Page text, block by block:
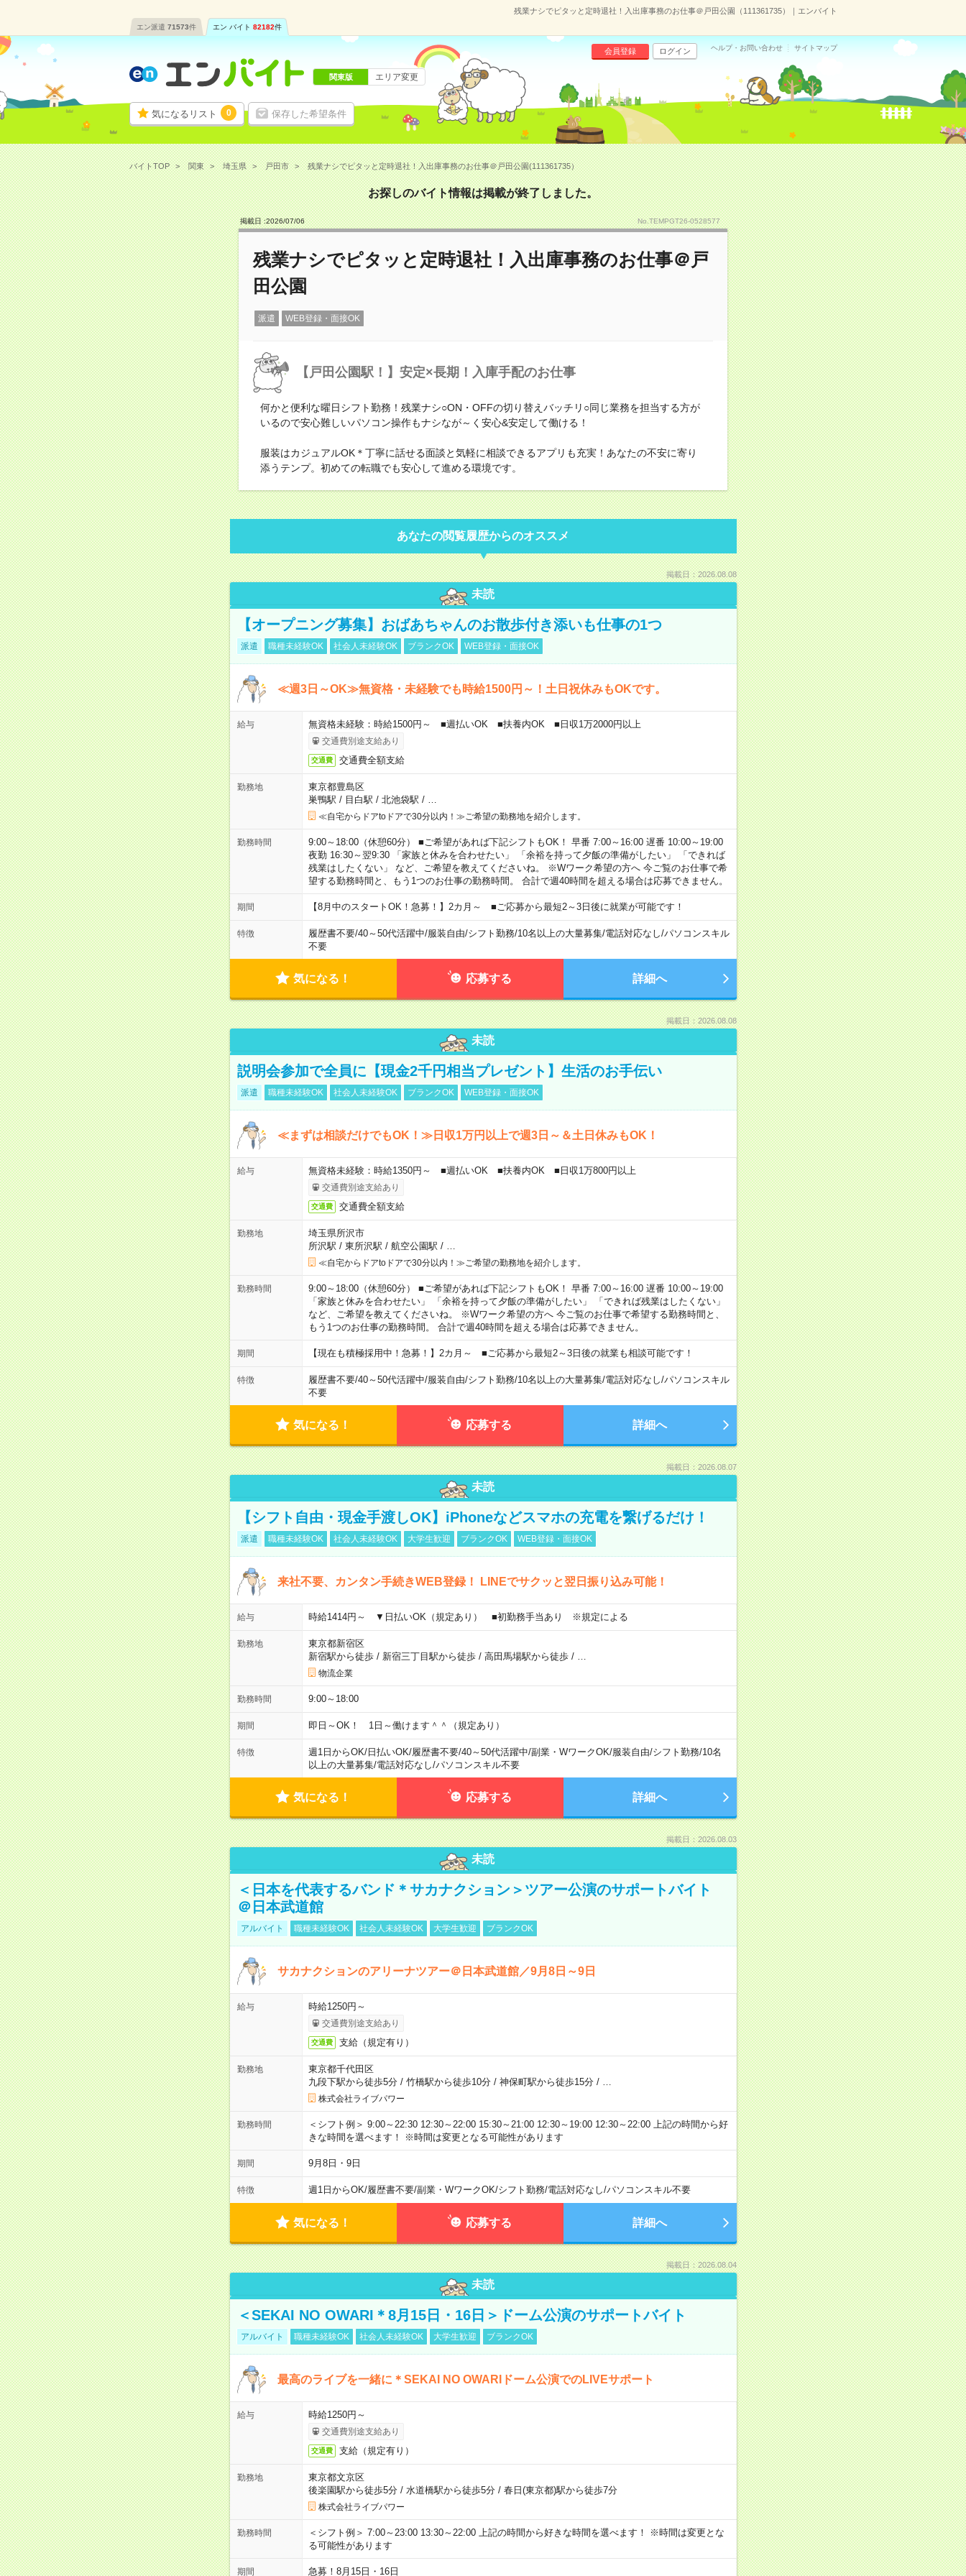
残業ナシでピタッと定時退社！入出庫事務のお仕事＠戸田公園（111361735）｜エンバイト
エン派遣 71573件 エン バイト 82182件
気になるリスト 0 保存した希望条件
会員登録 ログイン ヘルプ・お問い合わせ サイトマップ
関東版 エリア変更
バイトTOP 関東 埼玉県 戸田市 残業ナシでピタッと定時退社！入出庫事務のお仕事＠戸田公園(111361735）
お探しのバイト情報は掲載が終了しました。
掲載日 :2026/07/06 No.TEMPGT26-0528577
残業ナシでピタッと定時退社！入出庫事務のお仕事＠戸
田公園
派遣 WEB登録・面接OK
【戸田公園駅！】安定×長期！入庫手配のお仕事
何かと便利な曜日シフト勤務！残業ナシ○ON・OFFの切り替えバッチリ○同じ業務を担当する方が
いるので安心難しいパソコン操作もナシなが～く安心&安定して働ける！
服装はカジュアルOK＊丁寧に話せる面談と気軽に相談できるアプリも充実！あなたの不安に寄り
添うテンプ。初めての転職でも安心して進める環境です。
あなたの閲覧履歴からのオススメ
掲載日：2026.08.08
未読
【オープニング募集】おばあちゃんのお散歩付き添いも仕事の1つ
派遣 職種未経験OK 社会人未経験OK ブランクOK WEB登録・面接OK
≪週3日～OK≫無資格・未経験でも時給1500円～！土日祝休みもOKです。
給与 無資格未経験：時給1500円～ ■週払いOK ■扶養内OK ■日収1万2000円以上
交通費別途支給あり
交通費 交通費全額支給
勤務地
東京都豊島区
巣鴨駅 / 目白駅 / 北池袋駅 /
≪自宅からドアtoドアで30分以内！≫ご希望の勤務地を紹介します。
勤務時間
9:00～18:00（休憩60分） ■ご希望があれば下記シフトもOK！ 早番 7:00～16:00 遅番 10:00～19:00
夜勤 16:30～翌9:30 「家族と休みを合わせたい」 「余裕を持って夕飯の準備がしたい」 「できれば
残業はしたくない」 など、ご希望を教えてくださいね。 ※Wワーク希望の方へ 今ご覧のお仕事で希
望する勤務時間と、もう1つのお仕事の勤務時間。 合計で週40時間を超える場合は応募できません。
期間 【8月中のスタートOK！急募！】2カ月～ ■ご応募から最短2～3日後に就業が可能です！
特徴 履歴書不要/40～50代活躍中/服装自由/シフト勤務/10名以上の大量募集/電話対応なし/パソコンスキル
不要
気になる！ 応募する 詳細へ
掲載日：2026.08.08
未読
説明会参加で全員に【現金2千円相当プレゼント】生活のお手伝い
派遣 職種未経験OK 社会人未経験OK ブランクOK WEB登録・面接OK
≪まずは相談だけでもOK！≫日収1万円以上で週3日～＆土日休みもOK！
給与 無資格未経験：時給1350円～ ■週払いOK ■扶養内OK ■日収1万800円以上
交通費別途支給あり
交通費 交通費全額支給
勤務地
埼玉県所沢市
所沢駅 / 東所沢駅 / 航空公園駅 /
≪自宅からドアtoドアで30分以内！≫ご希望の勤務地を紹介します。
勤務時間
9:00～18:00（休憩60分） ■ご希望があれば下記シフトもOK！ 早番 7:00～16:00 遅番 10:00～19:00
「家族と休みを合わせたい」 「余裕を持って夕飯の準備がしたい」 「できれば残業はしたくない」
など、ご希望を教えてくださいね。 ※Wワーク希望の方へ 今ご覧のお仕事で希望する勤務時間と、
もう1つのお仕事の勤務時間。 合計で週40時間を超える場合は応募できません。
期間 【現在も積極採用中！急募！】2カ月～ ■ご応募から最短2～3日後の就業も相談可能です！
特徴 履歴書不要/40～50代活躍中/服装自由/シフト勤務/10名以上の大量募集/電話対応なし/パソコンスキル
不要
気になる！ 応募する 詳細へ
掲載日：2026.08.07
未読
【シフト自由・現金手渡しOK】iPhoneなどスマホの充電を繋げるだけ！
派遣 職種未経験OK 社会人未経験OK 大学生歓迎 ブランクOK WEB登録・面接OK
来社不要、カンタン手続きWEB登録！ LINEでサクッと翌日振り込み可能！
給与 時給1414円～ ▼日払いOK（規定あり） ■初勤務手当あり ※規定による
勤務地
東京都新宿区
新宿駅から徒歩/ 新宿三丁目駅から徒歩/ 高田馬場駅から徒歩/
物流企業
勤務時間 9:00～18:00
期間 即日～OK！ 1日～働けます＾＾（規定あり）
特徴 週1日からOK/日払いOK/履歴書不要/40～50代活躍中/副業・WワークOK/服装自由/シフト勤務/10名
以上の大量募集/電話対応なし/パソコンスキル不要
気になる！ 応募する 詳細へ
掲載日：2026.08.03
未読
＜日本を代表するバンド＊サカナクション＞ツアー公演のサポートバイト
＠日本武道館
アルバイト 職種未経験OK 社会人未経験OK 大学生歓迎 ブランクOK
サカナクションのアリーナツアー＠日本武道館／9月8日～9日
給与 時給1250円～
交通費別途支給あり
交通費 支給（規定有り）
勤務地
東京都千代田区
九段下駅から徒歩5分/ 竹橋駅から徒歩10分/ 神保町駅から徒歩15分/
株式会社ライブパワー
勤務時間
＜シフト例＞ 9:00～22:30 12:30～22:00 15:30～21:00 12:30～19:00 12:30～22:00 上記の時間から好
きな時間を選べます！ ※時間は変更となる可能性があります
期間 9月8日・9日
特徴 週1日からOK/履歴書不要/副業・WワークOK/シフト勤務/電話対応なし/パソコンスキル不要
気になる！ 応募する 詳細へ
掲載日：2026.08.04
未読
＜SEKAI NO OWARI＊8月15日・16日＞ドーム公演のサポートバイト
アルバイト 職種未経験OK 社会人未経験OK 大学生歓迎 ブランクOK
最高のライブを一緒に＊SEKAI NO OWARIドーム公演でのLIVEサポート
給与 時給1250円～
交通費別途支給あり
交通費 支給（規定有り）
勤務地
東京都文京区
後楽園駅から徒歩5分/ 水道橋駅から徒歩5分/ 春日(東京都)駅から徒歩7分
株式会社ライブパワー
勤務時間
＜シフト例＞ 7:00～23:00 13:30～22:00 上記の時間から好きな時間を選べます！ ※時間は変更とな
る可能性があります
期間 急募！8月15日・16日